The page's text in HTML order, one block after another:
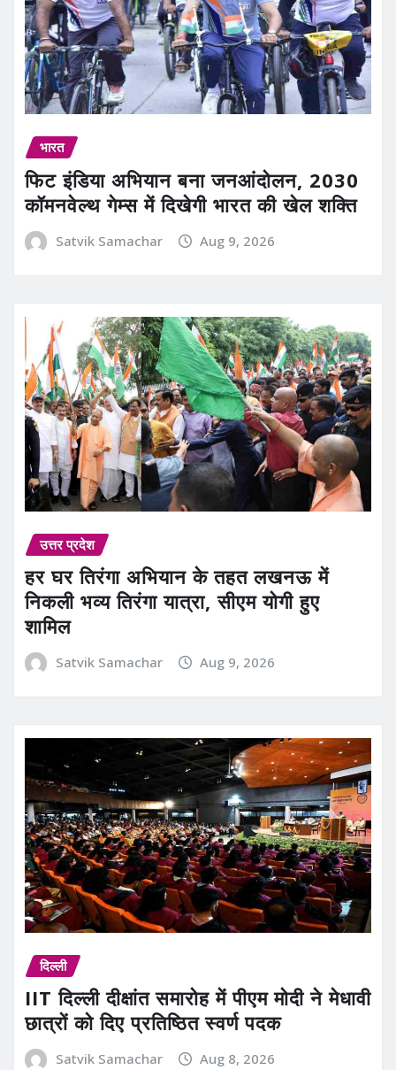
भारत
फिट इंडिया अभियान बना जनआंदोलन, 2030
कॉमनवेल्थ गेम्स में दिखेगी भारत की खेल शक्ति
Satvik Samachar Aug 9, 2026
उत्तर प्रदेश
हर घर तिरंगा अभियान के तहत लखनऊ में
निकली भव्य तिरंगा यात्रा, सीएम योगी हुए
शामिल
Satvik Samachar Aug 9, 2026
दिल्ली
IIT दिल्ली दीक्षांत समारोह में पीएम मोदी ने मेधावी
छात्रों को दिए प्रतिष्ठित स्वर्ण पदक
Satvik Samachar Aug 8, 2026